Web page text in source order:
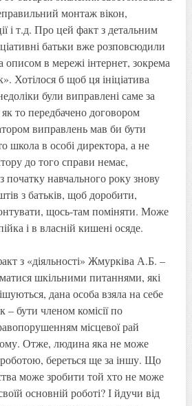
монтаж вікон,
і т.д. Про цей факт з детальним
батьки вже розповсюдили
описом в мережі інтернет, зокрема
Хотілося б щоб ця ініціатива
були виправлені саме за
то передбачено договором
виправлень мав би бути
школа в особі директора, а не
до того справи немає,
початку навчального року знову
з батьків, щоб доробити,
щось-там поміняти. Може
і в власній кишені осяде.
з «діяльності» Жмурківа А.Б. –
шкільними питаннями, які
дана особа взяла на себе
– бути членом комісії по
місцевої рай
Отже, людина яка не може
береться ще за іншу. Що
може зробити той хто не може
основній роботі? І йдучи від